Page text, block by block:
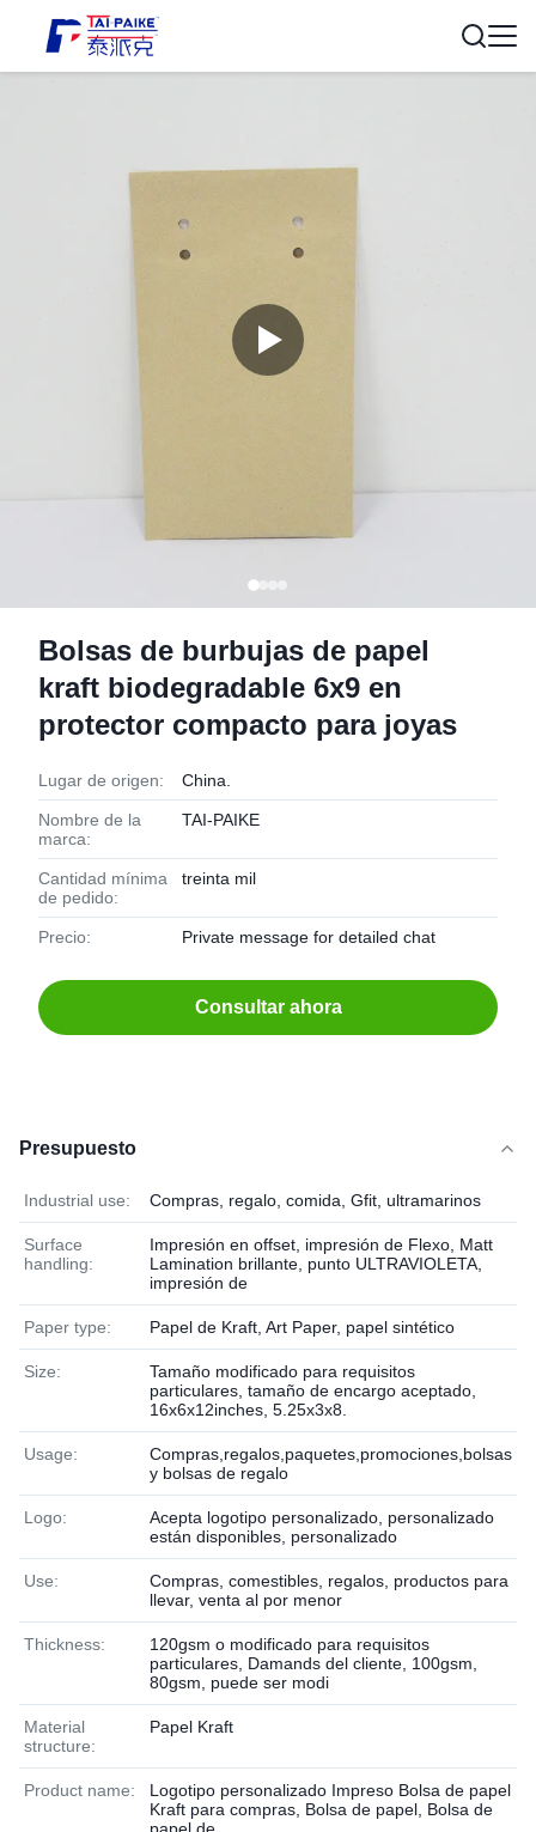
Bolsas de burbujas de papel
kraft biodegradable 6x9 en
protector compacto para joyas
Lugar de origen: China.
Nombre de la
marca:
TAI-PAIKE
Cantidad mínima
de pedido:
treinta mil
Precio: Private message for detailed chat
Consultar ahora
Presupuesto
Industrial use: Compras, regalo, comida, Gfit, ultramarinos
Surface
handling:
Impresión en offset, impresión de Flexo, Matt
Lamination brillante, punto ULTRAVIOLETA,
impresión de
Paper type: Papel de Kraft, Art Paper, papel sintético
Size:
Tamaño modificado para requisitos
particulares, tamaño de encargo aceptado,
16x6x12inches, 5.25x3x8.
Usage:
Compras,regalos,paquetes,promociones,bolsas
y bolsas de regalo
Logo:
Acepta logotipo personalizado, personalizado
están disponibles, personalizado
Use:
Compras, comestibles, regalos, productos para
llevar, venta al por menor
Thickness:
120gsm o modificado para requisitos
particulares, Damands del cliente, 100gsm,
80gsm, puede ser modi
Material
structure:
Papel Kraft
Product name:
Logotipo personalizado Impreso Bolsa de papel
Kraft para compras, Bolsa de papel, Bolsa de